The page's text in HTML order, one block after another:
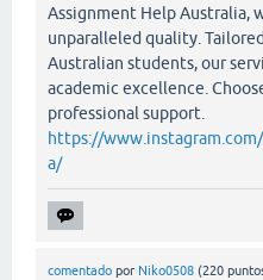
Assignment Help Australia,
unparalleled quality.
Australian students, our
academic excellence.
professional support.
https://
a/
comentado por Niko0508 (220